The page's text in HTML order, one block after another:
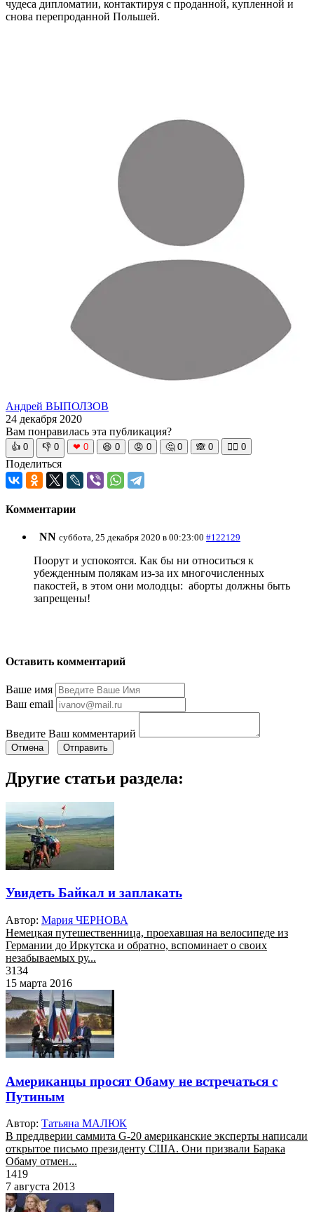
чудеса дипломатии, контактируя с проданной, купленной и
снова перепроданной Польшей.
Андрей ВЫПОЛЗОВ
24 декабря 2020
Вам понравилась эта публикация?
👍 0 👎 0 ❤ 0 😆 0 😡 0 🤔 0 🙈 0 🧘‍♀️ 0
Поделиться
Комментарии
NN суббота, 25 декабря 2020 в 00:23:00 #122129
Поорут и успокоятся. Как бы ни относиться к
убежденным полякам из-за их многочисленных
пакостей, в этом они молодцы: аборты должны быть
запрещены!
Оставить комментарий
Ваше имя
Ваш email
Введите Ваш комментарий
Отмена Отправить
Другие статьи раздела:
Увидеть Байкал и заплакать
Автор: Мария ЧЕРНОВА
Немецкая путешественница, проехавшая на велосипеде из
Германии до Иркутска и обратно, вспоминает о своих
незабываемых ру...
3134
15 марта 2016
Американцы просят Обаму не встречаться с
Путиным
Автор: Татьяна МАЛЮК
В преддверии саммита G-20 американские эксперты написали
открытое письмо президенту США. Они призвали Барака
Обаму отмен...
1419
7 августа 2013